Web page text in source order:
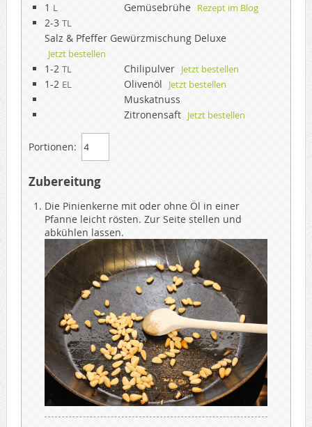
1 L Gemüsebrühe Rezept im Blog
2-3 TL
Salz & Pfeffer Gewürzmischung Deluxe
Jetzt bestellen
1-2 TL Chilipulver Jetzt bestellen
1-2 EL Olivenöl Jetzt bestellen
Muskatnuss
Zitronensaft Jetzt bestellen
Portionen:
Zubereitung
Die Pinienkerne mit oder ohne Öl in einer
Pfanne leicht rösten. Zur Seite stellen und
abkühlen lassen.